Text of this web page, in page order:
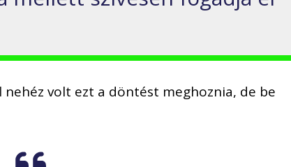
volt ezt a döntést meghoznia, de be